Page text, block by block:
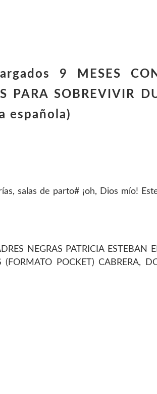
9 MESES
PARA SOBREVIVIR
española)
salas de parto# ¡oh, Dios mío!
NEGRAS PATRICIA ESTEBAN
(FORMATO POCKET) CABRERA,